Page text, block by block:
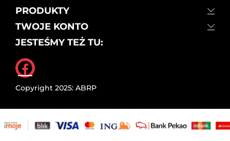
PRODUKTY
TWOJE KONTO
JESTEŚMY TEŻ TU:
Copyright 2025: ABRP